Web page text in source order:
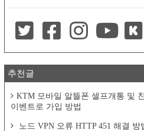
추천글
KTM 모바일 알뜰폰 셀프개통 및
이벤트로 가입 방법
노드 VPN 오류 HTTP 451 해결 방